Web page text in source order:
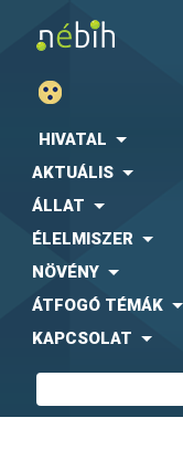
HIVATAL
AKTUÁLIS
ÁLLAT
ÉLELMISZER
NÖVÉNY
ÁTFOGÓ TÉMÁK
KAPCSOLAT